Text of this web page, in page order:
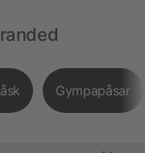
Gympapåsar